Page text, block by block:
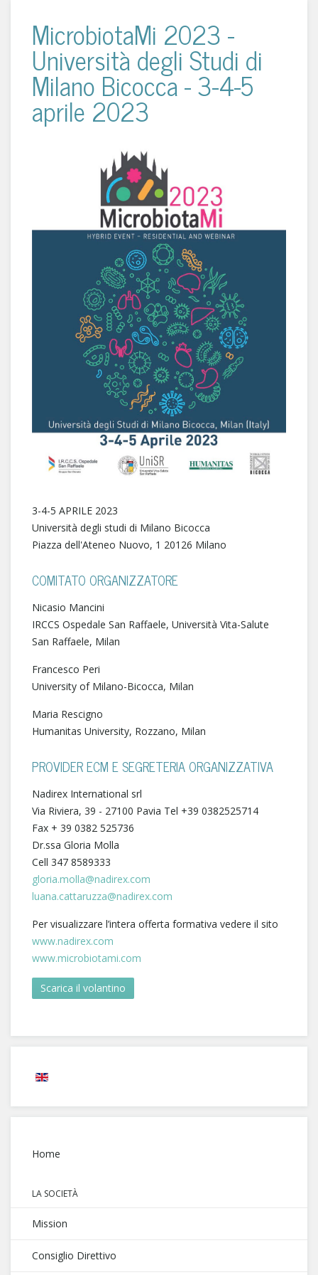
MicrobiotaMi 2023 -
Università degli Studi di
Milano Bicocca - 3-4-5
aprile 2023
3-4-5 APRILE 2023
Università degli studi di Milano Bicocca
Piazza dell'Ateneo Nuovo, 1 20126 Milano
COMITATO ORGANIZZATORE
Nicasio Mancini
IRCCS Ospedale San Raffaele, Università Vita-Salute
San Raffaele, Milan
Francesco Peri
University of Milano-Bicocca, Milan
Maria Rescigno
Humanitas University, Rozzano, Milan
PROVIDER ECM E SEGRETERIA ORGANIZZATIVA
Nadirex International srl
Via Riviera, 39 - 27100 Pavia Tel +39 0382525714
Fax + 39 0382 525736
Dr.ssa Gloria Molla
Cell 347 8589333
gloria.molla@nadirex.com
luana.cattaruzza@nadirex.com
Per visualizzare l’intera offerta formativa vedere il sito
www.nadirex.com
www.microbiotami.com
Scarica il volantino
Home
LA SOCIETÀ
Mission
Consiglio Direttivo